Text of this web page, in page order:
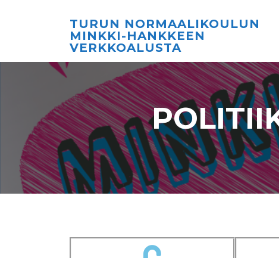
TURUN NORMAALIKOULUN
MINKKI-HANKKEEN
VERKKOALUSTA